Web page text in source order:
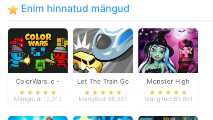
Enim hinnatud mängud
ColorWars.io -
Conquest Game
Mängitud: 12,012
Let The Train Go
Mängitud: 68,301
Monster High
Spooky Fashion
Mängitud: 60,861